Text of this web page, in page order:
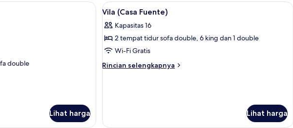
Suite (Cobre) | Seprai Frette Italia, seprai premium, dan brankas
double
Lihat harga
Lihat
semua
foto
untuk
Vila
(Casa
Seprai Frette Italia, seprai
7
Vila (Casa Fuente)
Kapasitas 16
2 tempat tidur sofa double, 6 king dan 1 double
Wi-Fi Gratis
Rincian selengkapnya
Rincian
Lihat harga